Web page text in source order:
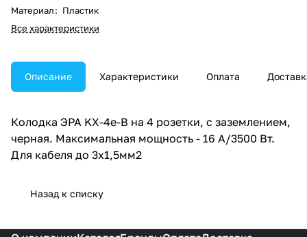
Материал: Пластик
Все характеристики
Описание Характеристики Оплата
Колодка ЭРА KX-4e-B на 4 розетки, с заземлением,
черная. Максимальная мощность - 16 А/3500 Вт.
Для кабеля до 3х1,5мм2
Назад к списку